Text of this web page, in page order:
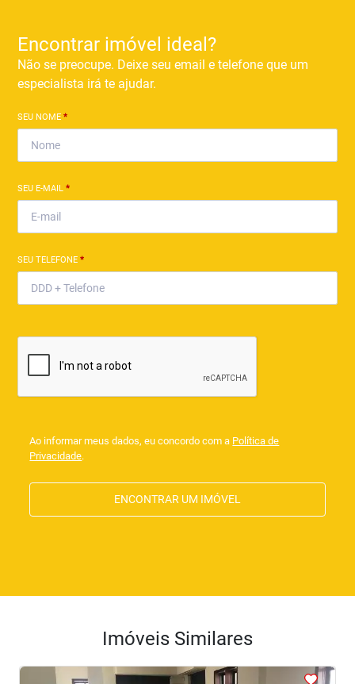
Encontrar imóvel ideal?
Não se preocupe. Deixe seu email e telefone que um
especialista irá te ajudar.
SEU NOME*
SEU E-MAIL*
SEU TELEFONE*
Ao informar meus dados, eu concordo com a Política de
Privacidade.
ENCONTRAR UM IMÓVEL
Imóveis Similares
<